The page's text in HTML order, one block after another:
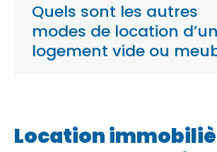
Quels sont les autres
modes de location d’un
logement vide ou
Location